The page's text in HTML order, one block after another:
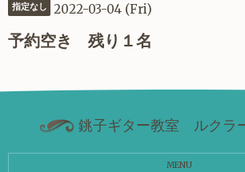
指定なし 2022-03-04 (Fri)
予約空き 残り１名
銚子ギター教室 ルクラ
MENU